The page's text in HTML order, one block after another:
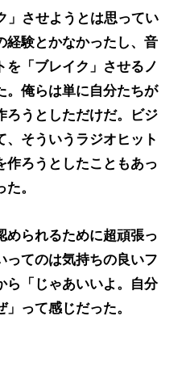
」させようとは思ってい
経験とかなかったし、音
「ブレイク」させるノ
。俺らは単に自分たちが
ろうとしただけだ。ビジ
そういうラジオヒット
作ろうとしたこともあっ
。
められるために超頑張っ
ってのは気持ちの良いフ
ら「じゃあいいよ。自分
って感じだった。